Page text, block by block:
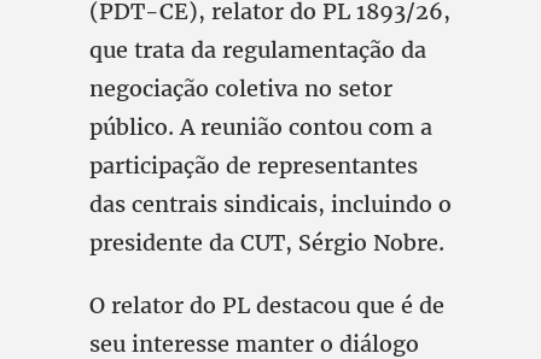
(PDT-CE), relator do PL 1893/26,
que trata da regulamentação da
negociação coletiva no setor
público. A reunião contou com a
participação de representantes
das centrais sindicais, incluindo o
presidente da CUT, Sérgio Nobre.
O relator do PL destacou que é de
seu interesse manter o diálogo